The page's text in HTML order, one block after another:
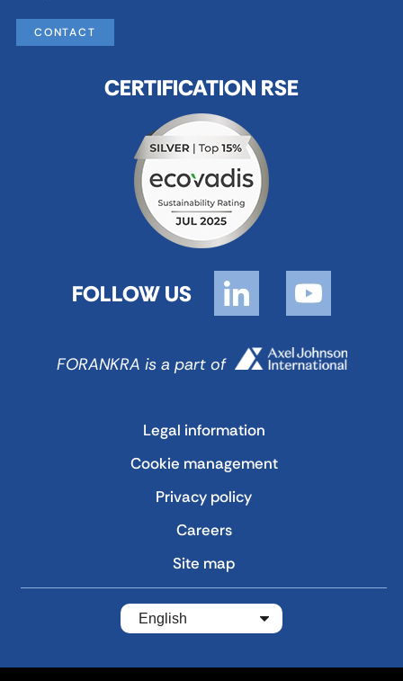
CONTACT
CERTIFICATION RSE
FOLLOW US
FORANKRA is a part of
Legal information
Cookie management
Privacy policy
Careers
Site map
English